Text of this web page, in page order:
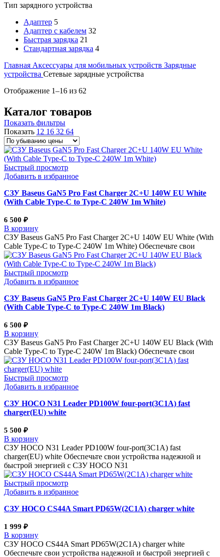
Тип зарядного устройства
Адаптер 5
Адаптер с кабелем 32
Быстрая зарядка 21
Стандартная зарядка 4
Главная Аксессуары для мобильных устройств Зарядные
устройства Сетевые зарядные устройства
Отображение 1–16 из 62
Каталог товаров
Показать фильтры
Показать 12 16 32 64
Быстрый просмотр
Добавить в избранное
СЗУ Baseus GaN5 Pro Fast Charger 2C+U 140W EU White
(With Cable Type-C to Type-C 240W 1m White)
6 500 ₽
В корзину
СЗУ Baseus GaN5 Pro Fast Charger 2C+U 140W EU White (With
Cable Type-C to Type-C 240W 1m White) Обеспечьте свои
Быстрый просмотр
Добавить в избранное
СЗУ Baseus GaN5 Pro Fast Charger 2C+U 140W EU Black
(With Cable Type-C to Type-C 240W 1m Black)
6 500 ₽
В корзину
СЗУ Baseus GaN5 Pro Fast Charger 2C+U 140W EU Black (With
Cable Type-C to Type-C 240W 1m Black) Обеспечьте свои
Быстрый просмотр
Добавить в избранное
СЗУ HOCO N31 Leader PD100W four-port(3C1A) fast
charger(EU) white
5 500 ₽
В корзину
СЗУ HOCO N31 Leader PD100W four-port(3C1A) fast
charger(EU) white Обеспечьте свои устройства надежной и
быстрой энергией с СЗУ HOCO N31
Быстрый просмотр
Добавить в избранное
СЗУ HOCO CS44A Smart PD65W(2C1A) charger white
1 999 ₽
В корзину
СЗУ HOCO CS44A Smart PD65W(2C1A) charger white
Обеспечьте свои устройства надежной и быстрой энергией с